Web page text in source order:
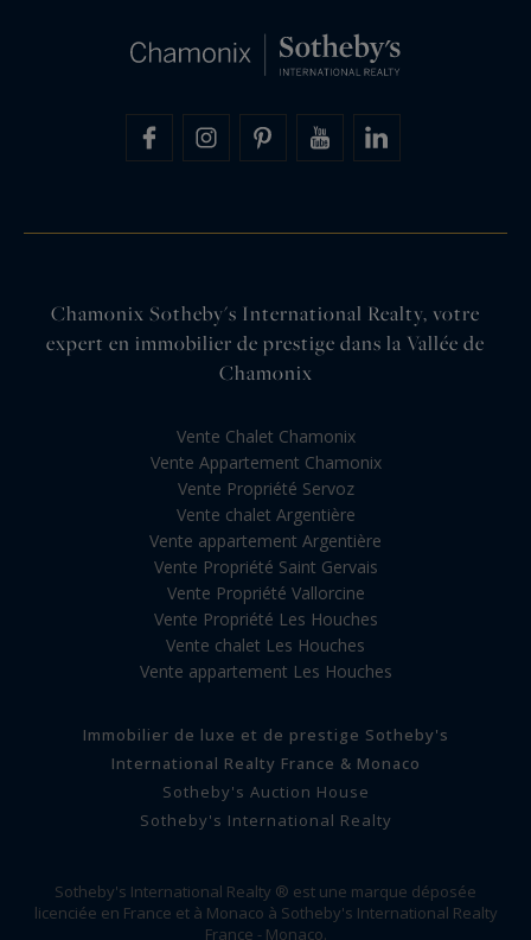
Chamonix Sotheby's International Realty, votre
expert en immobilier de prestige dans la Vallée de
Chamonix
Vente Chalet Chamonix
Vente Appartement Chamonix
Vente Propriété Servoz
Vente chalet Argentière
Vente appartement Argentière
Vente Propriété Saint Gervais
Vente Propriété Vallorcine
Vente Propriété Les Houches
Vente chalet Les Houches
Vente appartement Les Houches
Immobilier de luxe et de prestige Sotheby's
International Realty France & Monaco
Sotheby's Auction House
Sotheby's International Realty
Sotheby's International Realty ® est une marque déposée
licenciée en France et à Monaco à Sotheby's International Realty
France - Monaco.